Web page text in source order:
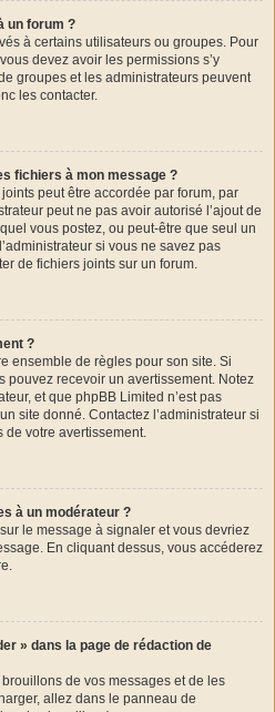
un forum ?
à certains utilisateurs ou groupes. Pour
devez avoir les permissions s’y
groupes et les administrateurs peuvent
les contacter.
fichiers à mon message ?
peut être accordée par forum, par
peut ne pas avoir autorisé l’ajout de
vous postez, ou peut-être que seul un
si vous ne savez pas
de fichiers joints sur un forum.
?
ensemble de règles pour son site. Si
pouvez recevoir un avertissement. Notez
et que phpBB Limited n’est pas
site donné. Contactez l’administrateur si
de votre avertissement.
à un modérateur ?
le message à signaler et vous devriez
En cliquant dessus, vous accéderez
» dans la page de rédaction de
de vos messages et de les
allez dans le panneau de